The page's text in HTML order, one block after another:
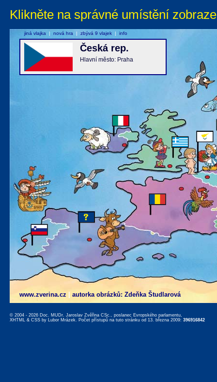
Klikněte na správné umístění
www.zverina.cz autorka obrázků: Zdeňka Študlarová
Česká rep.
Hlavní město: Praha
jiná vlajka | nová hra | zbývá 9 vlajek | info
© 2004 - 2026 Doc. MUDr. Jaroslav Zvěřina CSc., poslanec Evropského parlamentu,
XHTML & CSS by Lubor Mrázek. Počet přístupů na tuto stránku od 13. března 2009: 396916842